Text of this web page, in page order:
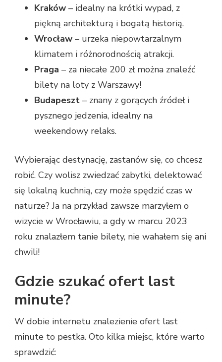
Kraków – idealny na krótki wypad, z
piękną architekturą i bogatą historią.
Wrocław – urzeka niepowtarzalnym
klimatem i różnorodnością atrakcji.
Praga – za niecałe 200 zł można znaleźć
bilety na loty z Warszawy!
Budapeszt – znany z gorących źródeł i
pysznego jedzenia, idealny na
weekendowy relaks.
Wybierając destynację, zastanów się, co chcesz
robić. Czy wolisz zwiedzać zabytki, delektować
się lokalną kuchnią, czy może spędzić czas w
naturze? Ja na przykład zawsze marzyłem o
wizycie w Wrocławiu, a gdy w marcu 2023
roku znalazłem tanie bilety, nie wahałem się ani
chwili!
Gdzie szukać ofert last
minute?
W dobie internetu znalezienie ofert last
minute to pestka. Oto kilka miejsc, które warto
sprawdzić: